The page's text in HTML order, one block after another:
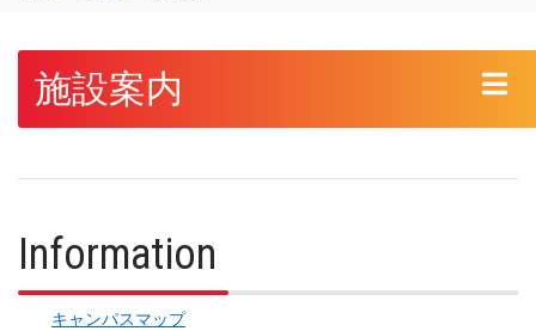
施設案内
Information
キャンパスマップ